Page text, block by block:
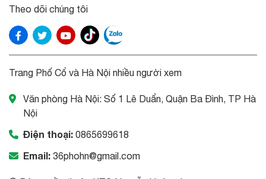
Theo dõi chúng tôi
Trang Phố Cổ và Hà Nội nhiều người xem
Văn phòng Hà Nội: Số 1 Lê Duẩn, Quận Ba Đình, TP Hà
Nội
Điện thoại: 0865699618
Email: 36phohn@gmail.com